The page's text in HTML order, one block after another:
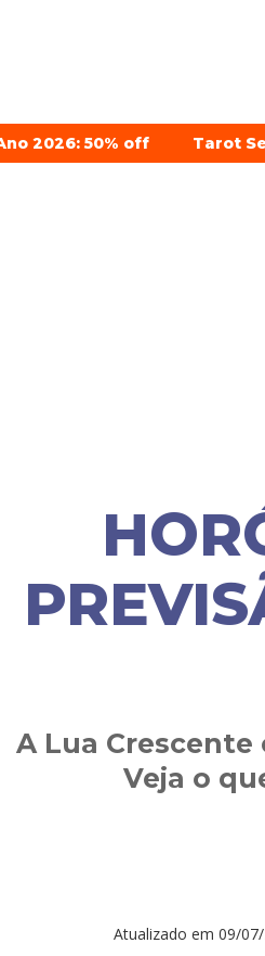
2026: 50% off Tarot
A Lua
Veja o
Atualizado em 09/